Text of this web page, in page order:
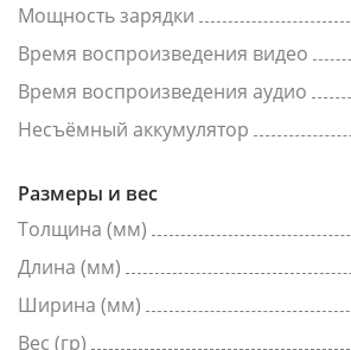
Мощность зарядки
Время воспроизведения видео
Время воспроизведения аудио
Несъёмный аккумулятор
Размеры и вес
Толщина (мм)
Длина (мм)
Ширина (мм)
Вес (гр)